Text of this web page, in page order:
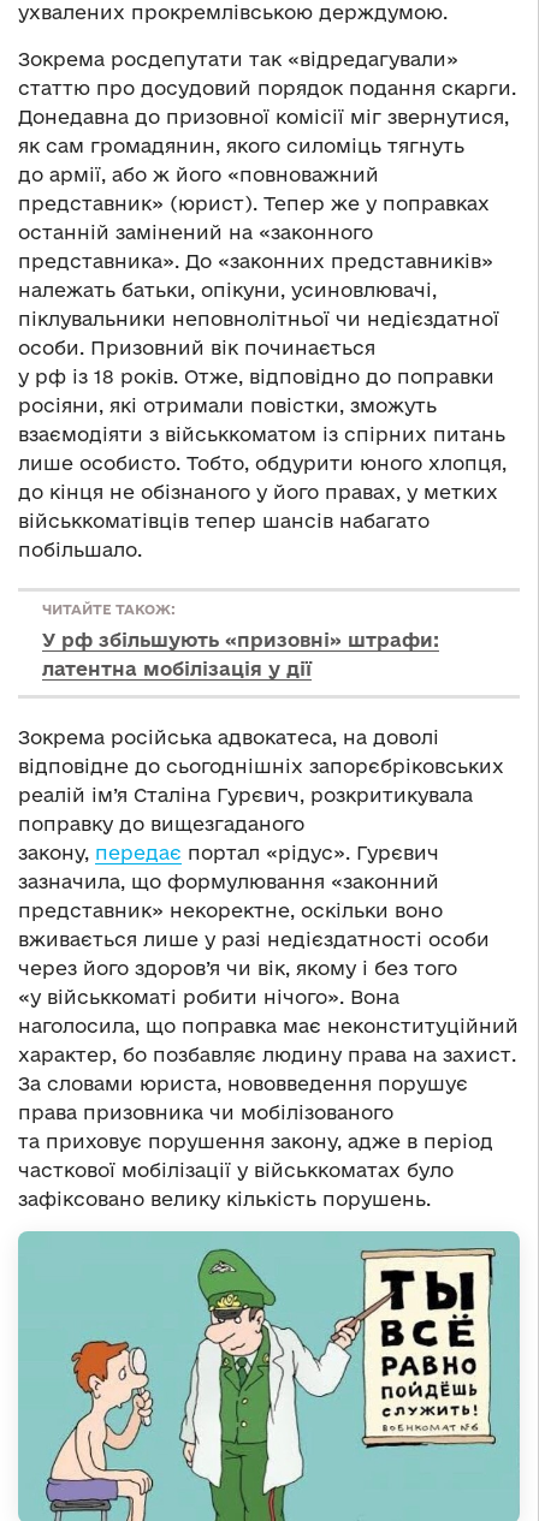
ухвалених прокремлівською держдумою.
Зокрема росдепутати так «відредагували»
статтю про досудовий порядок подання скарги.
Донедавна до призовної комісії міг звернутися,
як сам громадянин, якого силоміць тягнуть
до армії, або ж його «повноважний
представник» (юрист). Тепер же у поправках
останній замінений на «законного
представника». До «законних представників»
належать батьки, опікуни, усиновлювачі,
піклувальники неповнолітньої чи недієздатної
особи. Призовний вік починається
у рф із 18 років. Отже, відповідно до поправки
росіяни, які отримали повістки, зможуть
взаємодіяти з військкоматом із спірних питань
лише особисто. Тобто, обдурити юного хлопця,
до кінця не обізнаного у його правах, у метких
військкоматівців тепер шансів набагато
побільшало.
ЧИТАЙТЕ ТАКОЖ:
У рф збільшують «призовні» штрафи:
латентна мобілізація у дії
Зокрема російська адвокатеса, на доволі
відповідне до сьогоднішніх запорєбріковських
реалій ім’я Сталіна Гурєвич, розкритикувала
поправку до вищезгаданого
закону, передає портал «рідус». Гурєвич
зазначила, що формулювання «законний
представник» некоректне, оскільки воно
вживається лише у разі недієздатності особи
через його здоров’я чи вік, якому і без того
«у військкоматі робити нічого». Вона
наголосила, що поправка має неконституційний
характер, бо позбавляє людину права на захист.
За словами юриста, нововведення порушує
права призовника чи мобілізованого
та приховує порушення закону, адже в період
часткової мобілізації у військкоматах було
зафіксовано велику кількість порушень.